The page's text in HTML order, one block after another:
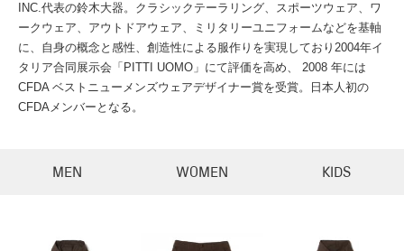
INC.代表の鈴木大器。クラシックテーラリング、スポーツウェア、ワ
ークウェア、アウトドアウェア、ミリタリーユニフォームなどを基軸
に、自身の概念と感性、創造性による服作りを実現しており2004年イ
タリア合同展示会「PITTI UOMO」にて評価を高め、 2008 年には
CFDA ベストニューメンズウェアデザイナー賞を受賞。日本人初の
CFDAメンバーとなる。
MEN WOMEN KIDS